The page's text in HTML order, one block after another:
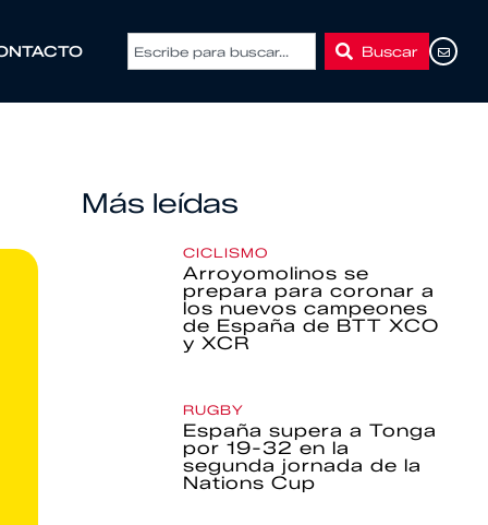
Buscar
Más leídas
CICLISMO
Arroyomolinos se
prepara para coronar a
los nuevos campeones
de España de BTT XCO
y XCR
RUGBY
España supera a Tonga
por 19-32 en la
segunda jornada de la
Nations Cup